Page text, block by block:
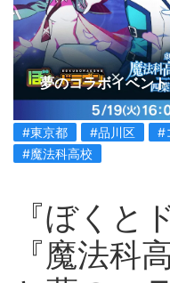
夢のコラボイベント
#東京都 #品川区 #
#魔法科高校
『ぼくと
『魔法科